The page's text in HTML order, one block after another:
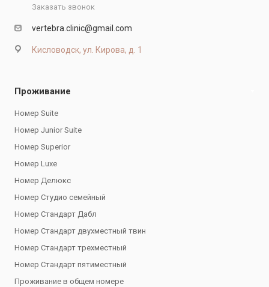
Заказать звонок
vertebra.clinic@gmail.com
Кисловодск, ул. Кирова, д. 1
Проживание
Номер Suite
Номер Junior Suite
Номер Superior
Номер Luxe
Номер Делюкс
Номер Студио семейный
Номер Стандарт Дабл
Номер Стандарт двухместный твин
Номер Стандарт трехместный
Номер Стандарт пятиместный
Проживание в общем номере